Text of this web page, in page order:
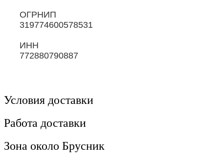
ОГРНИП
319774600578531
ИНН
772880790887
Условия доставки
Работа доставки
Зона около Брусник